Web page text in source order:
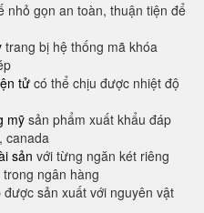
nhỏ gọn an toàn, thuận tiện để
trang bị hệ thống mã khóa
tử có thể chịu được nhiệt độ
mỹ sản phẩm xuất khẩu đáp
canada
sản với từng ngăn két riêng
ngân hàng
được sản xuất với nguyên vật